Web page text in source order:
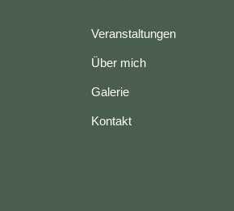
Veranstaltungen
Über mich
Galerie
Kontakt